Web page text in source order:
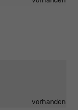
vorhanden